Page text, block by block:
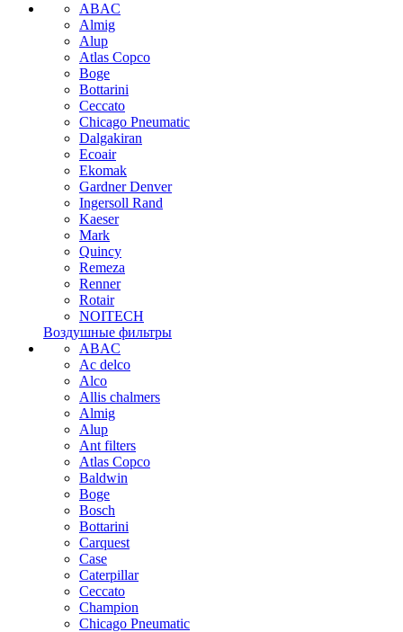
ABAC
Almig
Alup
Atlas Copco
Boge
Bottarini
Ceccato
Chicago Pneumatic
Dalgakiran
Ecoair
Ekomak
Gardner Denver
Ingersoll Rand
Kaeser
Mark
Quincy
Remeza
Renner
Rotair
NOITECH
Воздушные фильтры
ABAC
Ac delco
Alco
Allis chalmers
Almig
Alup
Ant filters
Atlas Copco
Baldwin
Boge
Bosch
Bottarini
Carquest
Case
Caterpillar
Ceccato
Champion
Chicago Pneumatic